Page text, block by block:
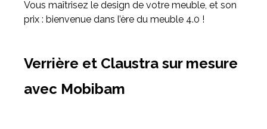
Vous maîtrisez le design de votre meuble, et son
prix : bienvenue dans l’ère du meuble 4.0 !
Verrière et Claustra sur mesure
avec Mobibam